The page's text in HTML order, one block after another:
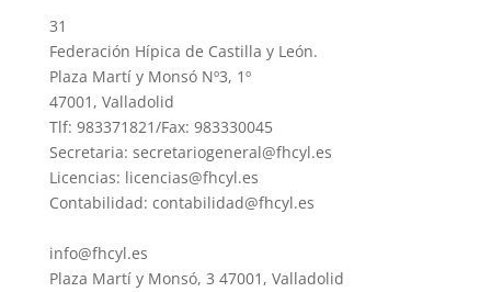
31
Federación Hípica de Castilla y León.
Plaza Martí y Monsó Nº3, 1º
47001, Valladolid
Tlf: 983371821/Fax: 983330045
Secretaria: secretariogeneral@fhcyl.es
Licencias: licencias@fhcyl.es
Contabilidad: contabilidad@fhcyl.es
info@fhcyl.es
Plaza Martí y Monsó, 3 47001, Valladolid